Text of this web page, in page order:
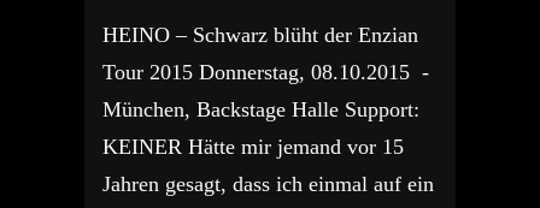
HEINO – Schwarz blüht der Enzian
Tour 2015 Donnerstag, 08.10.2015 -
München, Backstage Halle Support:
KEINER Hätte mir jemand vor 15
Jahren gesagt, dass ich einmal auf ein